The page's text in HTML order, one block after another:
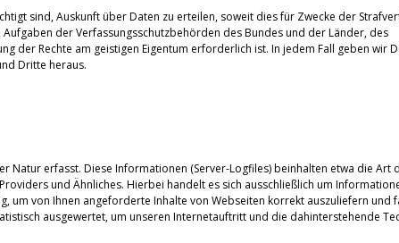
sind, Auskunft über Daten zu erteilen, soweit dies für Zwecke der
der Verfassungsschutzbehörden des Bundes und der Länder, des
der Rechte am geistigen Eigentum erforderlich ist. In jedem Fall geben wir
Dritte heraus.
Natur erfasst. Diese Informationen (Server-Logfiles) beinhalten etwa die Art
und Ähnliches. Hierbei handelt es sich ausschließlich um
um von Ihnen angeforderte Inhalte von Webseiten korrekt auszuliefern und
ausgewertet, um unseren Internetauftritt und die dahinterstehende